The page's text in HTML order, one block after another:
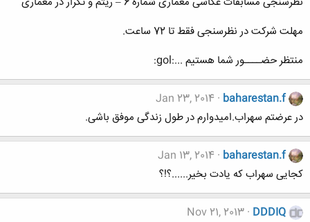
مهلت شرکت در نظرسنجی فقط تا 72 ساعت.
منتظر حضــــور شما هستیم ...:gol:
baharestan.f
Jan 23, 2014
در عرضتم سهراب.امیدوارم در طول زندگی موفق باشی.
baharestan.f
Jan 13, 2014
کجایی سهراب که یادت بخیر......؟!؟
DDDIQ
Nov 21, 2013